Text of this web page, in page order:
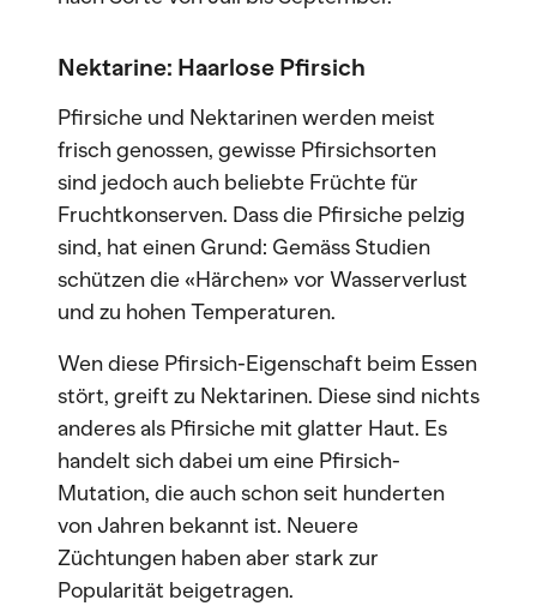
Nektarine: Haarlose Pfirsich
Pfirsiche und Nektarinen werden meist
frisch genossen, gewisse Pfirsichsorten
sind jedoch auch beliebte Früchte für
Fruchtkonserven. Dass die Pfirsiche pelzig
sind, hat einen Grund: Gemäss Studien
schützen die «Härchen» vor Wasserverlust
und zu hohen Temperaturen.
Wen diese Pfirsich-Eigenschaft beim Essen
stört, greift zu Nektarinen. Diese sind nichts
anderes als Pfirsiche mit glatter Haut. Es
handelt sich dabei um eine Pfirsich-
Mutation, die auch schon seit hunderten
von Jahren bekannt ist. Neuere
Züchtungen haben aber stark zur
Popularität beigetragen.